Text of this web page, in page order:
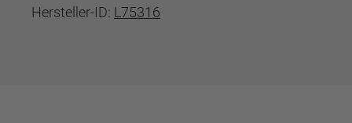
Hersteller-ID: L75316